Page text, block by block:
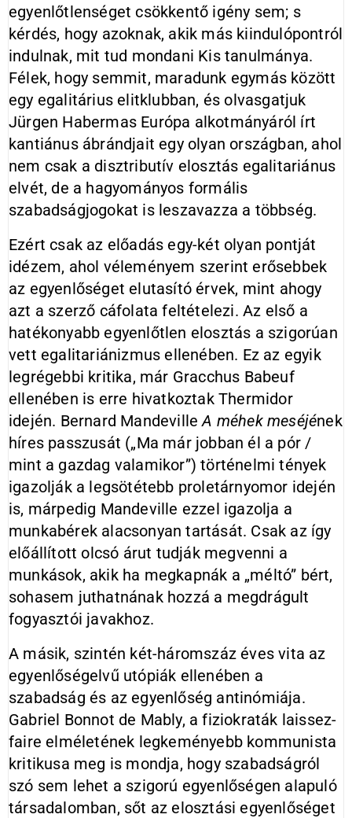
egyenlőtlenséget csökkentő igény sem; s
kérdés, hogy azoknak, akik más kiindulópontról
indulnak, mit tud mondani Kis tanulmánya.
Félek, hogy semmit, maradunk egymás között
egy egalitárius elitklubban, és olvasgatjuk
Jürgen Habermas Európa alkotmányáról írt
kantiánus ábrándjait egy olyan országban, ahol
nem csak a disztributív elosztás egalitariánus
elvét, de a hagyományos formális
szabadságjogokat is leszavazza a többség.
Ezért csak az előadás egy-két olyan pontját
idézem, ahol véleményem szerint erősebbek
az egyenlőséget elutasító érvek, mint ahogy
azt a szerző cáfolata feltételezi. Az első a
hatékonyabb egyenlőtlen elosztás a szigorúan
vett egalitariánizmus ellenében. Ez az egyik
legrégebbi kritika, már Gracchus Babeuf
ellenében is erre hivatkoztak Thermidor
idején. Bernard MandevilleA méhek meséjének
híres passzusát („Ma már jobban él a pór /
mint a gazdag valamikor”) történelmi tények
igazolják a legsötétebb proletárnyomor idején
is, márpedig Mandeville ezzel igazolja a
munkabérek alacsonyan tartását. Csak az így
előállított olcsó árut tudják megvenni a
munkások, akik ha megkapnák a „méltó” bért,
sohasem juthatnának hozzá a megdrágult
fogyasztói javakhoz.
A másik, szintén két-háromszáz éves vita az
egyenlőségelvű utópiák ellenében a
szabadság és az egyenlőség antinómiája.
Gabriel Bonnot de Mably, a fiziokraták laissez-
faire elméletének legkeményebb kommunista
kritikusa meg is mondja, hogy szabadságról
szó sem lehet a szigorú egyenlőségen alapuló
társadalomban, sőt az elosztási egyenlőséget